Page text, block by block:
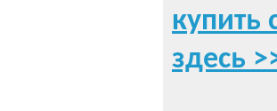
купить
здесь